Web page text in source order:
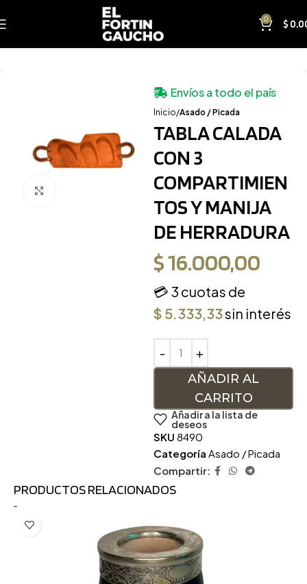
0 $
Inicio Asado / Picada
Envíos a todo el país
TABLA CALADA
CON 3
COMPARTIMIEN
TOS Y MANIJA
DE HERRADURA
$16.000,00
💳 3 cuotas de
$ 5.333,33sin interés
AÑADIR AL
CARRITO
Añadir a la lista de
deseos
SKU 8490
Categoría Asado / Picada
Compartir:
PRODUCTOS RELACIONADOS